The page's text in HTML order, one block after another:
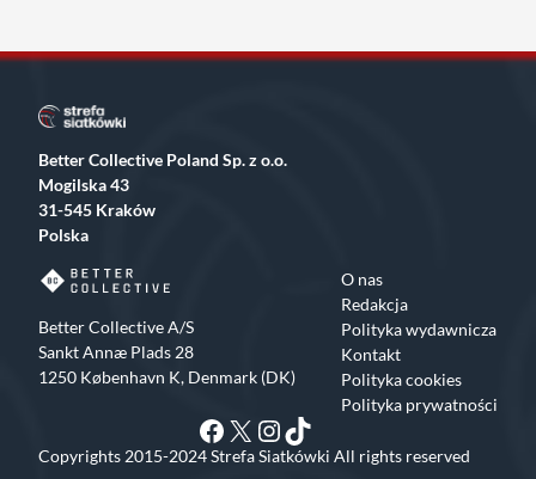
Better Collective Poland Sp. z o.o.
Mogilska 43
31-545 Kraków
Polska
Better Collective A/S
Sankt Annæ Plads 28
1250 København K, Denmark (DK)
O nas
Redakcja
Polityka wydawnicza
Kontakt
Polityka cookies
Polityka prywatności
Facebook
X Instagram
TikTok
Copyrights 2015-2024 Strefa Siatkówki All rights reserved